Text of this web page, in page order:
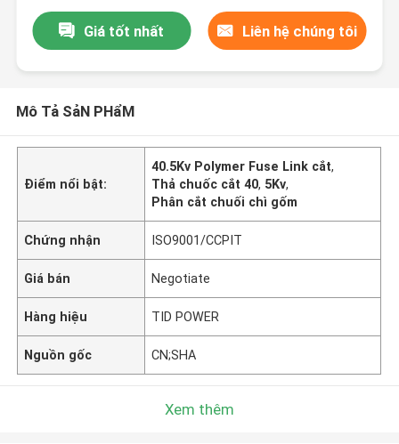
Giá tốt nhất Liên hệ chúng tôi
Mô Tả SảN PHẩM
Điểm nổi bật:
40.5Kv Polymer Fuse Link cắt,
Thả chuốc cắt 40, 5Kv,
Phân cắt chuối chì gốm
Chứng nhận ISO9001/CCPIT
Giá bán Negotiate
Hàng hiệu TID POWER
Nguồn gốc CN;SHA
Xem thêm